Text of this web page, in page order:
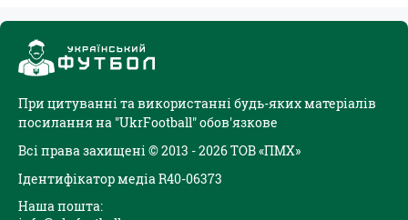
При цитуванні та використанні будь-яких матеріалів
посилання на "UkrFootball" обов'язкове
Всі права захищені © 2013 - 2026 ТОВ «ПМХ»
Ідентифікатор медіа R40-06373
Наша пошта: